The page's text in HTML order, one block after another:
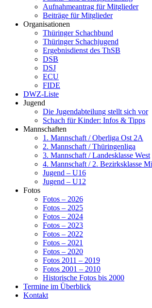
Aufnahmeantrag für Mitglieder
Beiträge für Mitglieder
Organisationen
Thüringer Schachbund
Thüringer Schachjugend
Ergebnisdienst des ThSB
DSB
DSJ
ECU
FIDE
DWZ-Liste
Jugend
Die Jugendabteilung stellt sich vor
Schach für Kinder: Infos & Tipps
Mannschaften
1. Mannschaft / Oberliga Ost 2A
2. Mannschaft / Thüringenliga
3. Mannschaft / Landesklasse West
4. Mannschaft / 2. Bezirksklasse
Jugend – U16
Jugend – U12
Fotos
Fotos – 2026
Fotos – 2025
Fotos – 2024
Fotos – 2023
Fotos – 2022
Fotos – 2021
Fotos – 2020
Fotos 2011 – 2019
Fotos 2001 – 2010
Historische Fotos bis 2000
Termine im Überblick
Kontakt